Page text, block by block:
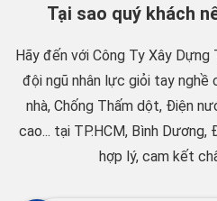
Tại sao quý khách
Hãy đến với Công Ty Xây
đội ngũ nhân lực giỏi tay
nhà, Chống Thấm dột, Điện
cao... tại TP.HCM, Bình Dương,
hợp lý, cam kết